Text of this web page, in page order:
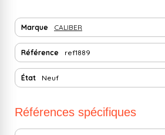
Marque CALIBER
Référence ref1889
État Neuf
Références spécifiques